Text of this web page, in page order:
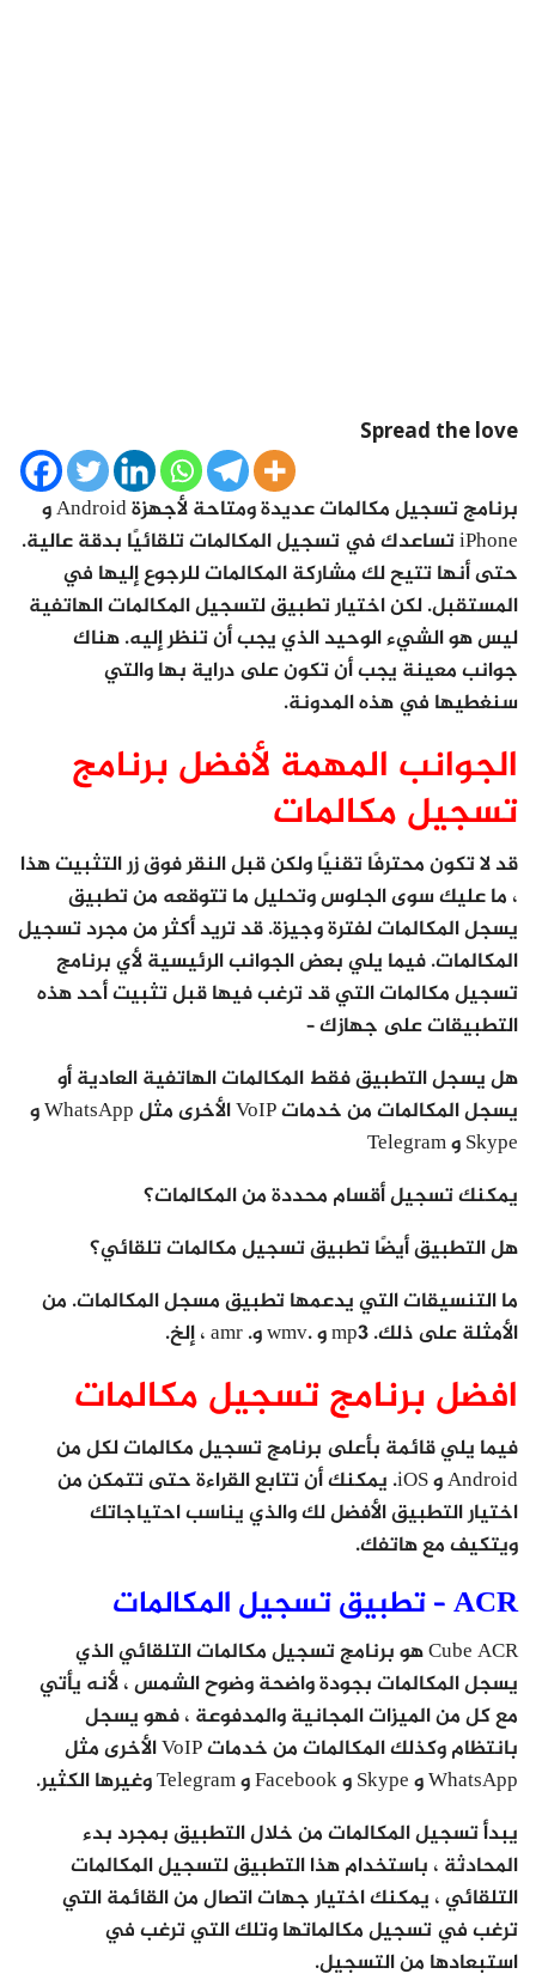
Spread the love
برنامج تسجيل مكالمات عديدة ومتاحة لأجهزة Android و
iPhone تساعدك في تسجيل المكالمات تلقائيًا بدقة عالية.
حتى أنها تتيح لك مشاركة المكالمات للرجوع إليها في
المستقبل. لكن اختيار تطبيق لتسجيل المكالمات الهاتفية
ليس هو الشيء الوحيد الذي يجب أن تنظر إليه. هناك
جوانب معينة يجب أن تكون على دراية بها والتي
سنغطيها في هذه المدونة.
الجوانب المهمة لأفضل برنامج
تسجيل مكالمات
قد لا تكون محترفًا تقنيًا ولكن قبل النقر فوق زر التثبيت هذا
، ما عليك سوى الجلوس وتحليل ما تتوقعه من تطبيق
يسجل المكالمات لفترة وجيزة. قد تريد أكثر من مجرد تسجيل
المكالمات. فيما يلي بعض الجوانب الرئيسية لأي برنامج
تسجيل مكالمات التي قد ترغب فيها قبل تثبيت أحد هذه
التطبيقات على جهازك –
هل يسجل التطبيق فقط المكالمات الهاتفية العادية أو
يسجل المكالمات من خدمات VoIP الأخرى مثل WhatsApp و
Skype و Telegram
يمكنك تسجيل أقسام محددة من المكالمات؟
هل التطبيق أيضًا تطبيق تسجيل مكالمات تلقائي؟
ما التنسيقات التي يدعمها تطبيق مسجل المكالمات. من
الأمثلة على ذلك. mp3 و .wmv و. amr ، إلخ.
افضل برنامج تسجيل مكالمات
فيما يلي قائمة بأعلى برنامج تسجيل مكالمات لكل من
Android و iOS. يمكنك أن تتابع القراءة حتى تتمكن من
اختيار التطبيق الأفضل لك والذي يناسب احتياجاتك
ويتكيف مع هاتفك.
ACR – تطبيق تسجيل المكالمات
Cube ACR هو برنامج تسجيل مكالمات التلقائي الذي
يسجل المكالمات بجودة واضحة وضوح الشمس ، لأنه يأتي
مع كل من الميزات المجانية والمدفوعة ، فهو يسجل
بانتظام وكذلك المكالمات من خدمات VoIP الأخرى مثل
WhatsApp و Skype و Facebook و Telegram وغيرها الكثير.
يبدأ تسجيل المكالمات من خلال التطبيق بمجرد بدء
المحادثة ، باستخدام هذا التطبيق لتسجيل المكالمات
التلقائي ، يمكنك اختيار جهات اتصال من القائمة التي
ترغب في تسجيل مكالماتها وتلك التي ترغب في
استبعادها من التسجيل.